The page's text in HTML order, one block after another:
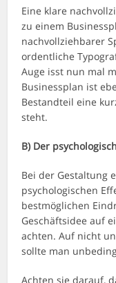
Eine klare
zu einem
nachvollziehbarer
ordentliche
Auge isst nun mal
Businessplan ist
Bestandteil eine
steht.
B) Der
Bei der Gestaltung
psychologischen
bestmöglichen
Geschäftsidee auf
achten. Auf nicht
sollte man
Achten sie darauf,